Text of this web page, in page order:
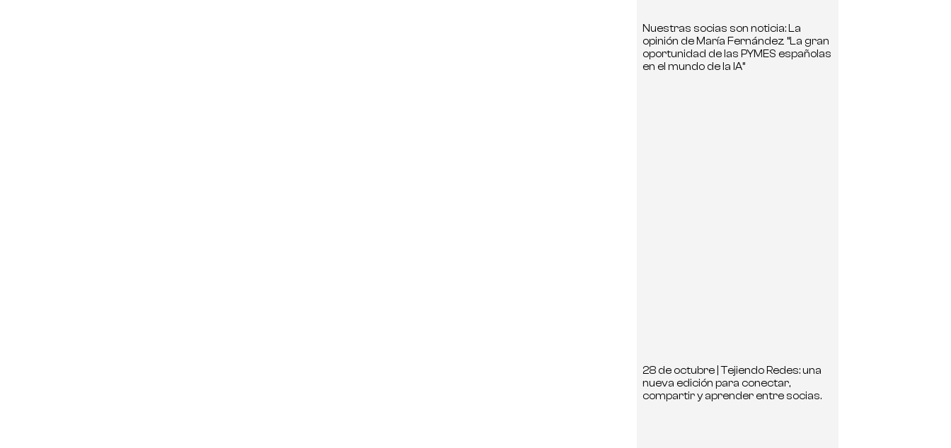
Nuestras socias son noticia: La
opinión de María Fernández “La gran
oportunidad de las PYMES españolas
en el mundo de la IA”
28 de octubre | Tejiendo Redes: una
nueva edición para conectar,
compartir y aprender entre socias.